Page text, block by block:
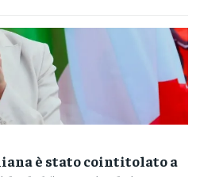
è stato cointitolato a